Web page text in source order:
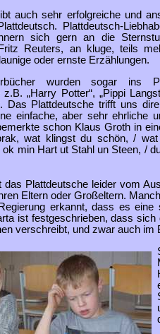
auch sehr erfolgreiche und
Plattdeutsch-
sich gern an die
Reuters, an kluge, teils
oder ernste Erzählungen.
wurden sogar ins
„Harry Potter“, „Pippi
Das Plattdeutsche trifft uns
einfache, aber sehr ehrliche
schon Klaus Groth in
wat klingst du schön, /
min Hart ut Stahl un Steen, /
das Plattdeutsche leider vom
Eltern oder Großeltern.
erkannt, dass es eine
ist festgeschrieben, dass
verschreibt, und zwar auch im